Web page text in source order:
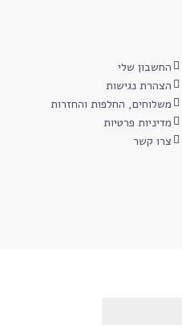
החשבון שלי
הצהרת נגישות
משלוחים, החלפות והחזרות
מדיניות פרטיות
צרו קשר